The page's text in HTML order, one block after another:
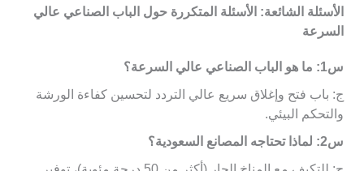
الأسئلة الشائعة: الأسئلة المتكررة حول الباب الصناعي عالي
السرعة
س1: ما هو الباب الصناعي عالي السرعة؟
ج: باب فتح وإغلاق سريع عالي التردد لتحسين كفاءة الورشة
والتحكم البيئي.
س2: لماذا تحتاجه المصانع السعودية؟